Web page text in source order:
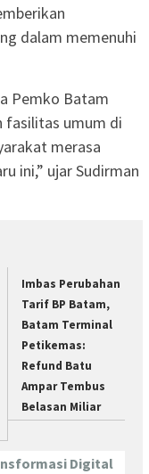
dalam memenuhi
Pemko Batam
fasilitas umum di
merasa
ini,” ujar Sudirman
Imbas Perubahan
Tarif BP Batam,
Batam Terminal
Petikemas:
Refund Batu
Ampar Tembus
Belasan Miliar
Digital